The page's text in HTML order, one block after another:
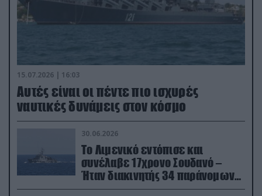
15.07.2026 | 16:03
Aυτές είναι οι πέντε πιο ισχυρές
ναυτικές δυνάμεις στον κόσμο
30.06.2026
Το Λιμενικό εντόπισε και
συνέλαβε 17χρονο Σουδανό –
Ήταν διακινητής 34 παράνομων
μεταναστών